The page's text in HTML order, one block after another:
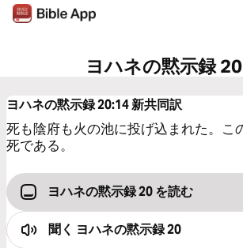
ヨハネの黙示録
ヨハネの黙示録 20:14新共同訳
死も陰府も火の池に投げ込まれた。こ
死である。
ヨハネの黙示録 20 を読む
聞く ヨハネの黙示録 20